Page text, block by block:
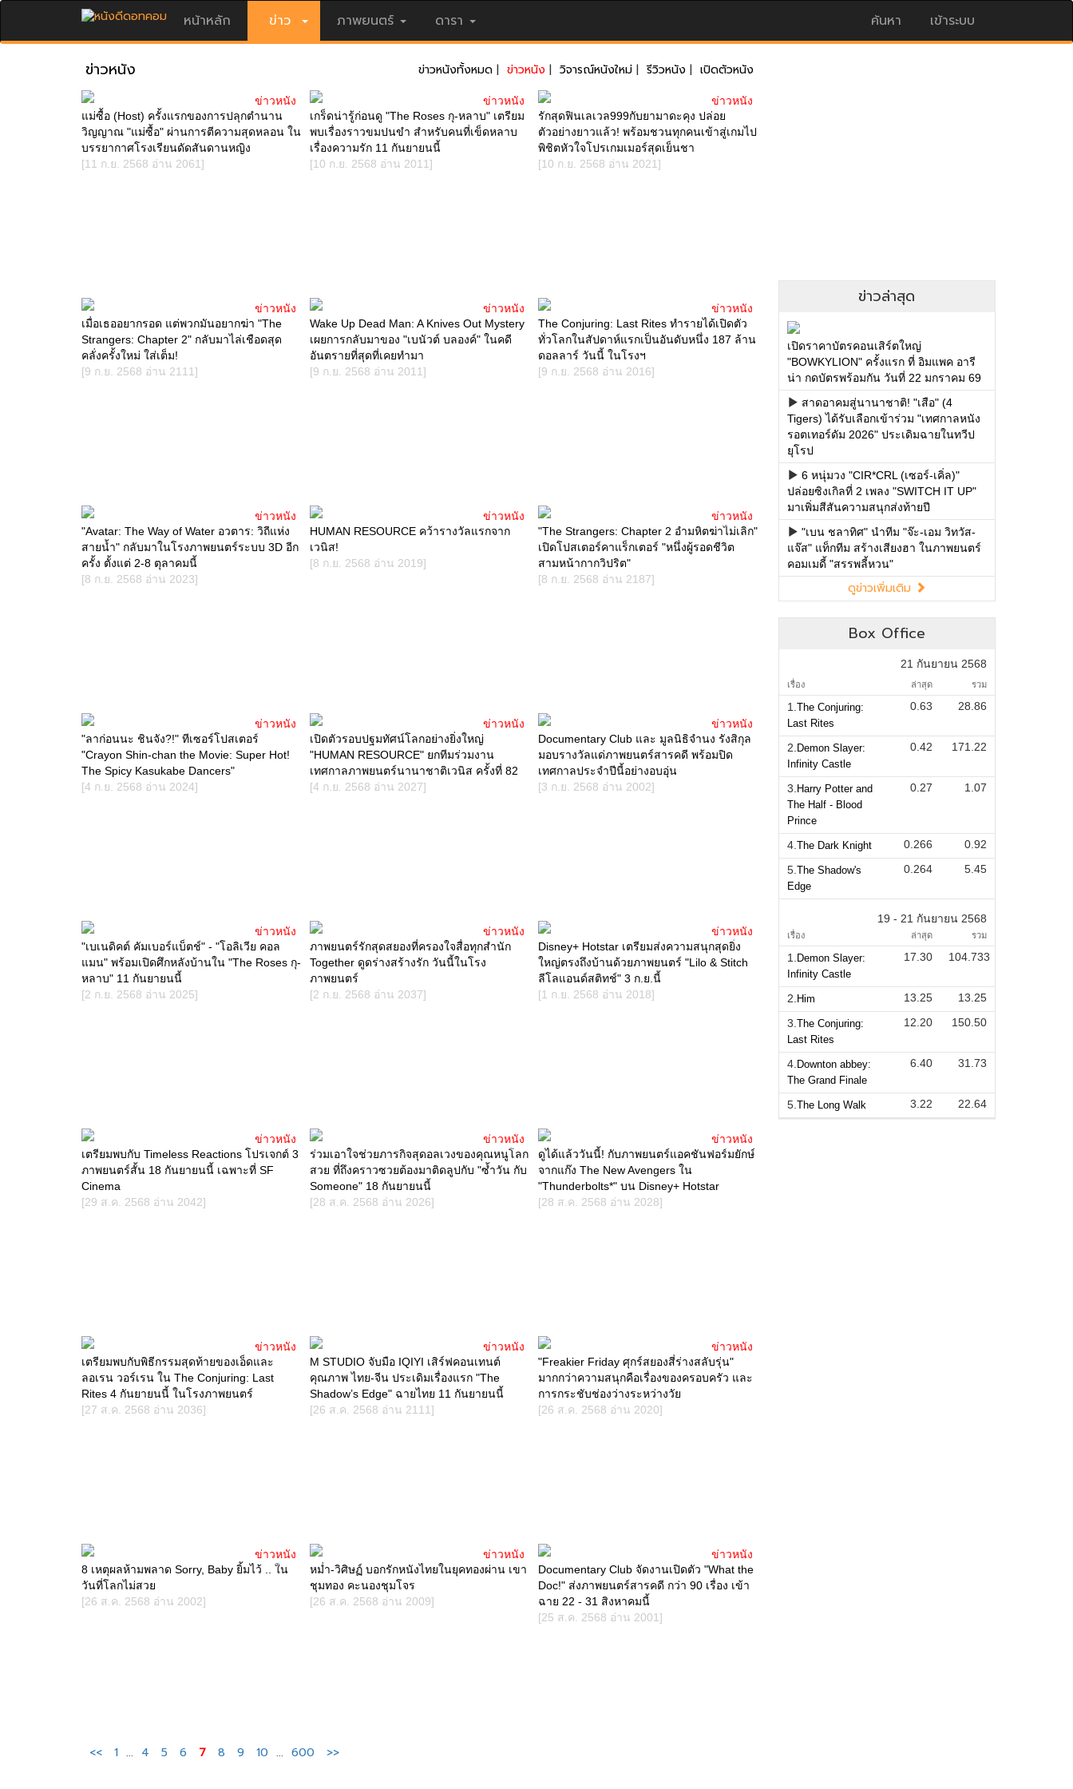
หน้าหลัก ข่าว ภาพยนตร์ ดารา ค้นหา เข้าระบบ
ข่าวหนัง ข่าวหนังทั้งหมด |ข่าวหนัง |วิจารณ์หนังใหม่ |รีวิวหนัง |เปิดตัวหนัง
แม่ซื้อ (Host) ครั้งแรกของการปลุกตำนาน
วิญญาณ "แม่ซื้อ" ผ่านการตีความสุดหลอน ใน
บรรยากาศโรงเรียนดัดสันดานหญิง
[11 ก.ย. 2568 อ่าน 2061]
ข่าวหนัง
เกร็ดน่ารู้ก่อนดู "The Roses กุ-หลาบ" เตรียม
พบเรื่องราวขมปนขำ สำหรับคนที่เข็ดหลาบ
เรื่องความรัก 11 กันยายนนี้
[10 ก.ย. 2568 อ่าน 2011]
ข่าวหนัง
รักสุดฟินเลเวล999กับยามาดะคุง ปล่อย
ตัวอย่างยาวแล้ว! พร้อมชวนทุกคนเข้าสู่เกมไป
พิชิตหัวใจโปรเกมเมอร์สุดเย็นชา
[10 ก.ย. 2568 อ่าน 2021]
ข่าวหนัง
เมื่อเธออยากรอด แต่พวกมันอยากฆ่า "The
Strangers: Chapter 2" กลับมาไล่เชือดสุด
คลั่งครั้งใหม่ ใส่เต็ม!
[9 ก.ย. 2568 อ่าน 2111]
ข่าวหนัง
Wake Up Dead Man: A Knives Out Mystery
เผยการกลับมาของ "เบนัวต์ บลองค์" ในคดี
อันตรายที่สุดที่เคยทำมา
[9 ก.ย. 2568 อ่าน 2011]
ข่าวหนัง
The Conjuring: Last Rites ทำรายได้เปิดตัว
ทั่วโลกในสัปดาห์แรกเป็นอันดับหนึ่ง 187 ล้าน
ดอลลาร์ วันนี้ ในโรงฯ
[9 ก.ย. 2568 อ่าน 2016]
ข่าวหนัง
"Avatar: The Way of Water อวตาร: วิถีแห่ง
สายน้ำ" กลับมาในโรงภาพยนตร์ระบบ 3D อีก
ครั้ง ตั้งแต่ 2-8 ตุลาคมนี้
[8 ก.ย. 2568 อ่าน 2023]
ข่าวหนัง
HUMAN RESOURCE คว้ารางวัลแรกจาก
เวนิส!
[8 ก.ย. 2568 อ่าน 2019]
ข่าวหนัง
"The Strangers: Chapter 2 อำมหิตฆ่าไม่เลิก"
เปิดโปสเตอร์คาแร็กเตอร์ "หนึ่งผู้รอดชีวิต
สามหน้ากากวิปริต"
[8 ก.ย. 2568 อ่าน 2187]
ข่าวหนัง
"ลาก่อนนะ ชินจัง?!" ทีเซอร์โปสเตอร์
"Crayon Shin-chan the Movie: Super Hot!
The Spicy Kasukabe Dancers"
[4 ก.ย. 2568 อ่าน 2024]
ข่าวหนัง
เปิดตัวรอบปฐมทัศน์โลกอย่างยิ่งใหญ่
"HUMAN RESOURCE" ยกทีมร่วมงาน
เทศกาลภาพยนตร์นานาชาติเวนิส ครั้งที่ 82
[4 ก.ย. 2568 อ่าน 2027]
ข่าวหนัง
Documentary Club และ มูลนิธิจำนง รังสิกุล
มอบรางวัลแด่ภาพยนตร์สารคดี พร้อมปิด
เทศกาลประจำปีนี้อย่างอบอุ่น
[3 ก.ย. 2568 อ่าน 2002]
ข่าวหนัง
"เบเนดิคต์ คัมเบอร์แบ็ตช์" - "โอลิเวีย คอล
แมน" พร้อมเปิดศึกหลังบ้านใน "The Roses กุ-
หลาบ" 11 กันยายนนี้
[2 ก.ย. 2568 อ่าน 2025]
ข่าวหนัง
ภาพยนตร์รักสุดสยองที่ครองใจสื่อทุกสำนัก
Together ดูดร่างสร้างรัก วันนี้ในโรง
ภาพยนตร์
[2 ก.ย. 2568 อ่าน 2037]
ข่าวหนัง
Disney+ Hotstar เตรียมส่งความสนุกสุดยิ่ง
ใหญ่ตรงถึงบ้านด้วยภาพยนตร์ "Lilo & Stitch
ลีโลแอนด์สติทช์" 3 ก.ย.นี้
[1 ก.ย. 2568 อ่าน 2018]
ข่าวหนัง
เตรียมพบกับ Timeless Reactions โปรเจกต์ 3
ภาพยนตร์สั้น 18 กันยายนนี้ เฉพาะที่ SF
Cinema
[29 ส.ค. 2568 อ่าน 2042]
ข่าวหนัง
ร่วมเอาใจช่วยภารกิจสุดอลเวงของคุณหนูโลก
สวย ที่ถึงคราวซวยต้องมาติดลูปกับ "ซ้ำวัน กับ
Someone" 18 กันยายนนี้
[28 ส.ค. 2568 อ่าน 2026]
ข่าวหนัง
ดูได้แล้ววันนี้! กับภาพยนตร์แอคชันฟอร์มยักษ์
จากแก๊ง The New Avengers ใน
"Thunderbolts*" บน Disney+ Hotstar
[28 ส.ค. 2568 อ่าน 2028]
ข่าวหนัง
เตรียมพบกับพิธีกรรมสุดท้ายของเอ็ดและ
ลอเรน วอร์เรน ใน The Conjuring: Last
Rites 4 กันยายนนี้ ในโรงภาพยนตร์
[27 ส.ค. 2568 อ่าน 2036]
ข่าวหนัง
M STUDIO จับมือ IQIYI เสิร์ฟคอนเทนต์
คุณภาพ ไทย-จีน ประเดิมเรื่องแรก "The
Shadow’s Edge" ฉายไทย 11 กันยายนนี้
[26 ส.ค. 2568 อ่าน 2111]
ข่าวหนัง
"Freakier Friday ศุกร์สยองสี่ร่างสลับรุ่น"
มากกว่าความสนุกคือเรื่องของครอบครัว และ
การกระชับช่องว่างระหว่างวัย
[26 ส.ค. 2568 อ่าน 2020]
ข่าวหนัง
8 เหตุผลห้ามพลาด Sorry, Baby ยิ้มไว้ .. ใน
วันที่โลกไม่สวย
[26 ส.ค. 2568 อ่าน 2002]
ข่าวหนัง
หม่ำ-วิศิษฏ์ บอกรักหนังไทยในยุคทองผ่าน เขา
ชุมทอง คะนองชุมโจร
[26 ส.ค. 2568 อ่าน 2009]
ข่าวหนัง
Documentary Club จัดงานเปิดตัว "What the
Doc!" ส่งภาพยนตร์สารคดี กว่า 90 เรื่อง เข้า
ฉาย 22 - 31 สิงหาคมนี้
[25 ส.ค. 2568 อ่าน 2001]
ข่าวหนัง
<< 1 ... 4 5 6 7 8 9 10 ... 600 >>
ข่าวล่าสุด
เปิดราคาบัตรคอนเสิร์ตใหญ่
"BOWKYLION" ครั้งแรก ที่ อิมแพค อารี
น่า กดบัตรพร้อมกัน วันที่ 22 มกราคม 69
สาดอาคมสู่นานาชาติ! "เสือ" (4
Tigers) ได้รับเลือกเข้าร่วม "เทศกาลหนัง
รอตเทอร์ดัม 2026" ประเดิมฉายในทวีป
ยุโรป
6 หนุ่มวง "CIR*CRL (เซอร์-เคิ่ล)"
ปล่อยซิงเกิลที่ 2 เพลง "SWITCH IT UP"
มาเพิ่มสีสันความสนุกส่งท้ายปี
"เบน ชลาทิศ" นำทีม "จ๊ะ-เอม วิทวัส-
แจ๊ส" แท็กทีม สร้างเสียงฮา ในภาพยนตร์
คอมเมดี้ "สรรพลี้หวน"
ดูข่าวเพิ่มเติม
Box Office
21 กันยายน 2568
เรื่อง ล่าสุด รวม
1. The Conjuring:
Last Rites
0.63 28.86
2. Demon Slayer:
Infinity Castle
0.42 171.22
3. Harry Potter and
The Half - Blood
Prince
0.27 1.07
4. The Dark Knight 0.266
0.92
5. The Shadow's
Edge
0.264 5.45
19 - 21 กันยายน 2568
เรื่อง ล่าสุด รวม
1. Demon Slayer:
Infinity Castle
17.30 104.733
2. Him 13.25
13.25
3. The Conjuring:
Last Rites
12.20 150.50
4. Downton abbey:
The Grand Finale
6.40 31.73
5. The Long Walk 3.22 22.64